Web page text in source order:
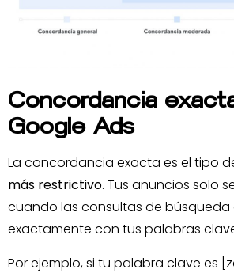
Concordancia
Google Ads
La concordancia exacta es el tipo
más restrictivo. Tus anuncios solo
cuando las consultas de
exactamente con tus palabras
Por ejemplo, si tu palabra clave es